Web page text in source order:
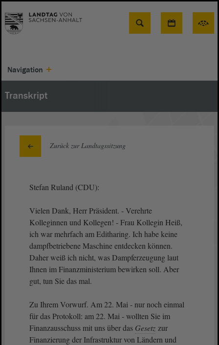
Suche
Navigation
Transkript
Zurück zur Landtagssitzung
Stefan Ruland (CDU):
Vielen Dank, Herr Präsident. - Verehrte
Kolleginnen und Kollegen! - Frau Kollegin Heiß,
ich war mehrfach am Editharing. Ich habe keine
dampfbetriebene Maschine entdecken können.
Daher weiß ich nicht, was Dampferzeugung laut
Ihnen im Finanzministerium bewirken soll. Aber
gut, tun Sie das mal.
Zu Ihrem Vorwurf. Am 22. Mai - nur noch einmal
für das Protokoll: am 22. Mai - wollten Sie im
Finanzausschuss mit uns über das Gesetz zur
Finanzierung der Infrastruktur von Ländern und